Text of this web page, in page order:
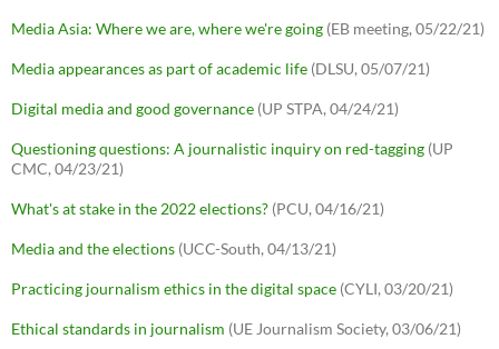
Media Asia: Where we are, where we're going (EB meeting, 05/22/21)
Media appearances as part of academic life (DLSU, 05/07/21)
Digital media and good governance (UP STPA, 04/24/21)
Questioning questions: A journalistic inquiry on red-tagging (UP
CMC, 04/23/21)
What's at stake in the 2022 elections? (PCU, 04/16/21)
Media and the elections (UCC-South, 04/13/21)
Practicing journalism ethics in the digital space (CYLI, 03/20/21)
Ethical standards in journalism (UE Journalism Society, 03/06/21)